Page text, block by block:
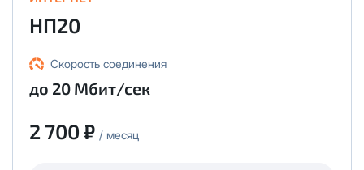
НП20
Скорость соединения
до 20 Мбит/сек
2 700 ₽ / месяц